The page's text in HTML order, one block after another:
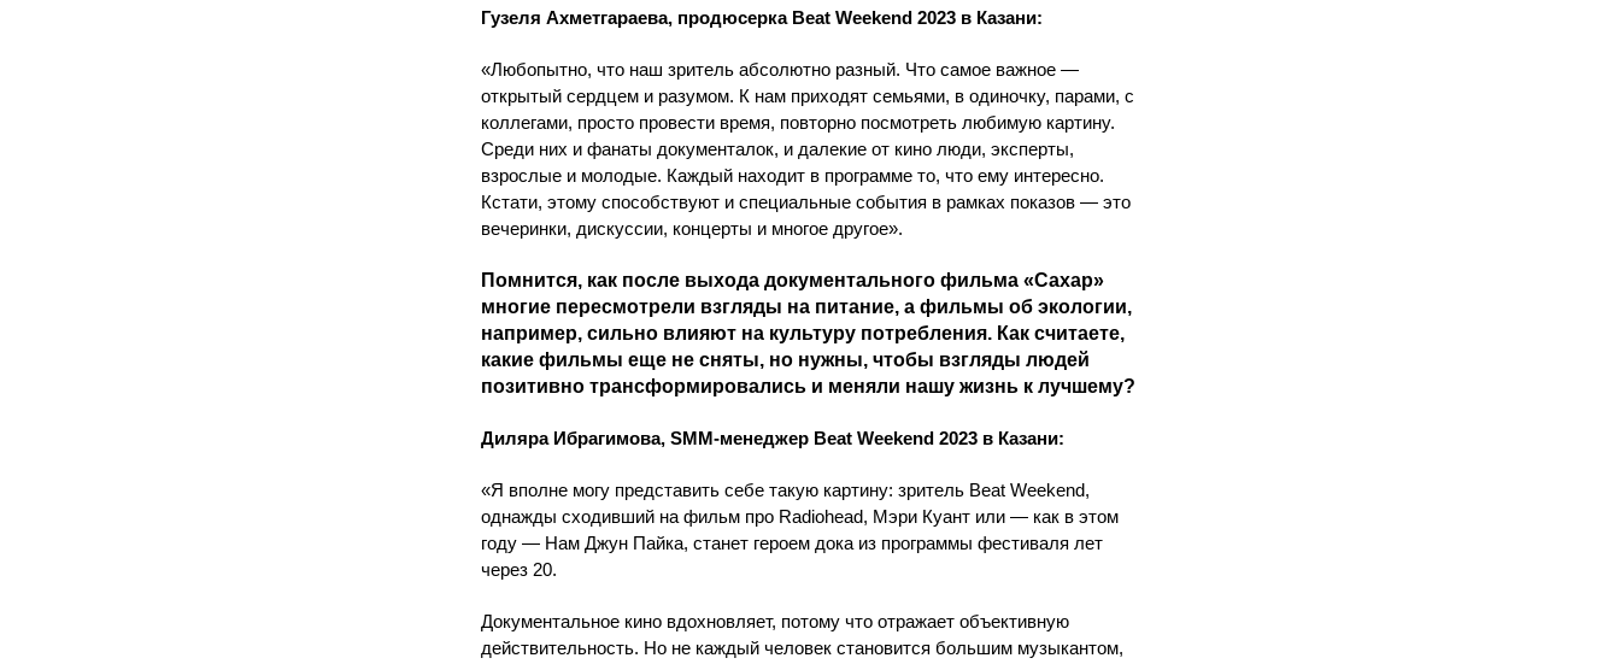
Гузеля Ахметгараева, продюсерка Beat Weekend 2023 в Казани:
«Любопытно, что наш зритель абсолютно разный. Что самое важное —
открытый сердцем и разумом. К нам приходят семьями, в одиночку, парами, с
коллегами, просто провести время, повторно посмотреть любимую картину.
Среди них и фанаты документалок, и далекие от кино люди, эксперты,
взрослые и молодые. Каждый находит в программе то, что ему интересно.
Кстати, этому способствуют и специальные события в рамках показов — это
вечеринки, дискуссии, концерты и многое другое».
Помнится, как после выхода документального фильма «Сахар»
многие пересмотрели взгляды на питание, а фильмы об экологии,
например, сильно влияют на культуру потребления. Как считаете,
какие фильмы еще не сняты, но нужны, чтобы взгляды людей
позитивно трансформировались и меняли нашу жизнь к лучшему?
Диляра Ибрагимова, SMM-менеджер Beat Weekend 2023 в Казани:
«Я вполне могу представить себе такую картину: зритель Beat Weekend,
однажды сходивший на фильм про Radiohead, Мэри Куант или — как в этом
году — Нам Джун Пайка, станет героем дока из программы фестиваля лет
через 20.
Документальное кино вдохновляет, потому что отражает объективную
действительность. Но не каждый человек становится большим музыкантом,